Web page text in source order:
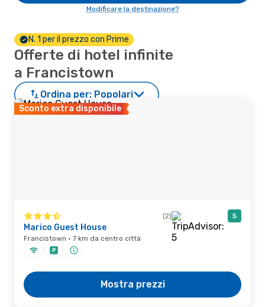
Modificare la destinazione?
N. 1 per il prezzo con Prime
Offerte di hotel infinite
a Francistown
Ordina per: Popolari
Sconto extra disponibile
(2) 5
Marico Guest House
Francistown · 7 km da centro città
Mostra prezzi